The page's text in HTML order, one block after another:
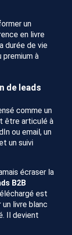
un
en livre
durée de vie
premium à
de leads
comme un
être articulé à
ou email, un
un suivi
écraser la
B2B
est
livre blanc
Il devient